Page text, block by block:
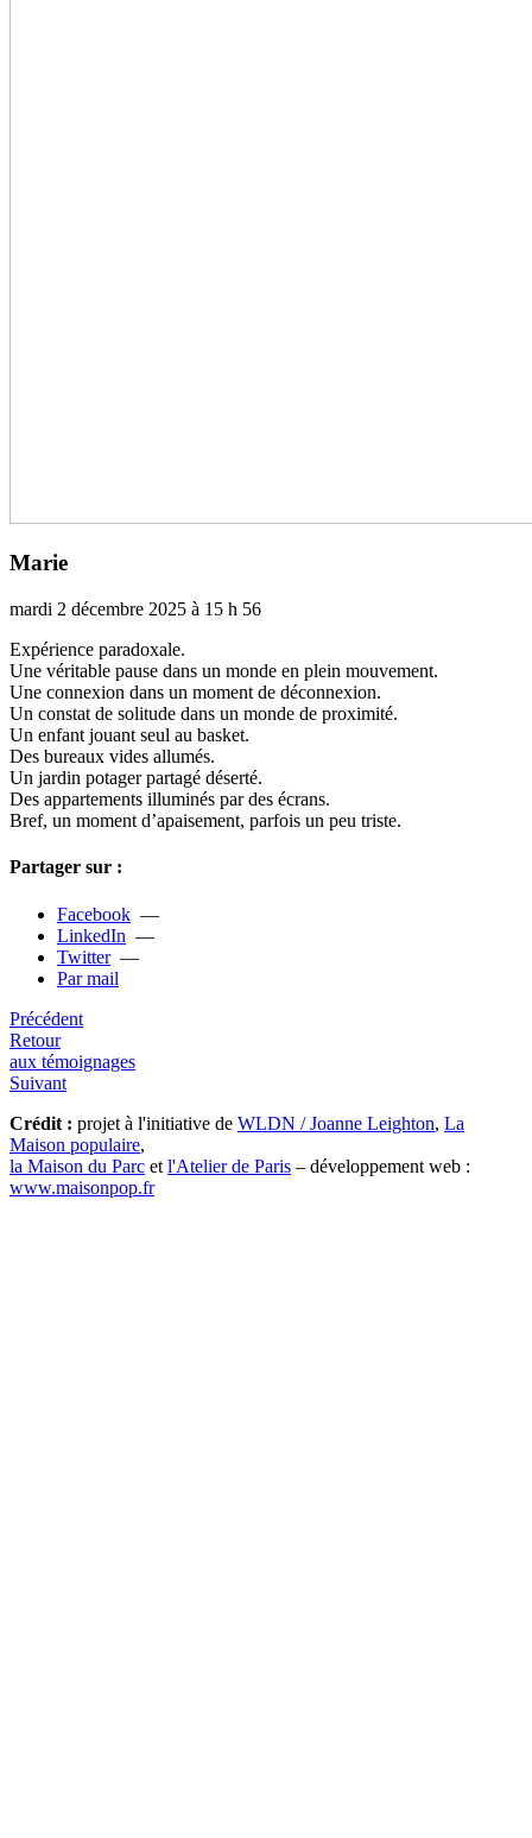
Marie
mardi 2 décembre 2025 à 15 h 56
Expérience para­­doxale.
Une véri­­ta­­ble pause dans un monde en plein mou­­ve­­ment.
Une connexion dans un moment de déconnexion.
Un cons­­tat de soli­­tude dans un monde de proxi­­mité.
Un enfant jouant seul au basket.
Des bureaux vides allu­­més.
Un jardin pota­­ger par­­ta­gé déserté.
Des appar­­te­­ments illu­­mi­­nés par des écrans.
Bref, un moment d’apai­­se­­ment, par­­fois un peu triste.
Partager sur :
Facebook —
LinkedIn —
Twitter—
Par mail
Précédent
Retour
aux témoignages
Suivant
Crédit : projet à l'initiative de WLDN / Joanne Leighton, La
Maison populaire,
la Maison du Parc et l'Atelier de Paris – développement web :
www.maisonpop.fr